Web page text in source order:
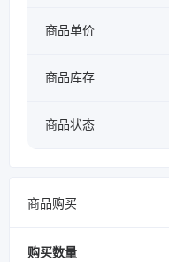
商品单价
商品库存
商品状态
商品购买
购买数量